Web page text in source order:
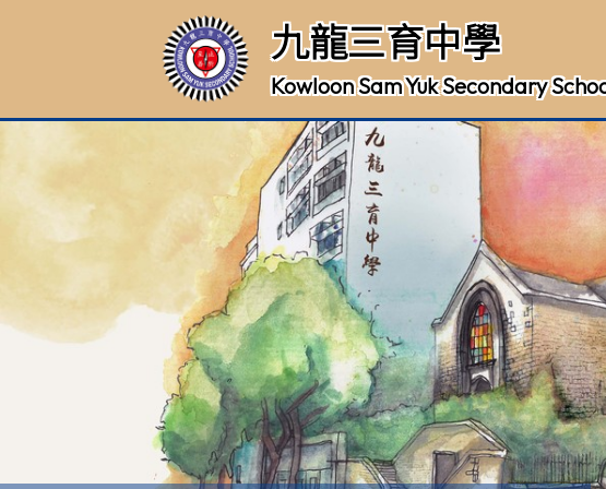
九龍三育中學
Kowloon Sam Yuk Secondary